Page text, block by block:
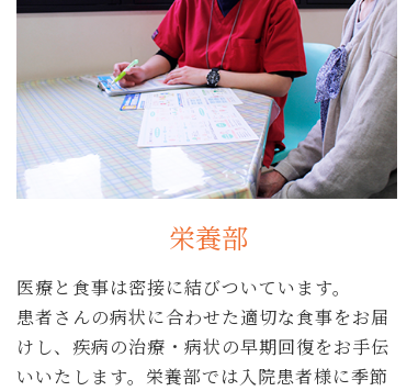
栄養部
医療と食事は密接に結びついています。
患者さんの病状に合わせた適切な食事をお届
けし、疾病の治療・病状の早期回復をお手伝
いいたします。栄養部では入院患者様に季節